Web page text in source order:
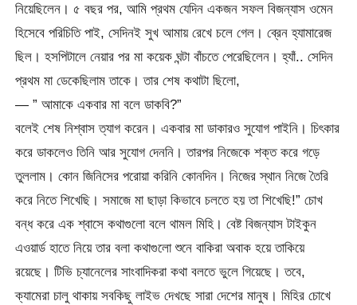
নিয়েছিলেন। ৫ বছর পর, আমি প্রথম যেদিন একজন সফল বিজন্যাস ওমেন
হিসেবে পরিচিতি পাই, সেদিনই সুখ আমায় রেখে চলে গেল। ব্রেন হ্যামারেজ
ছিল। হসপিটালে নেয়ার পর মা কয়েক ঘন্টা বাঁচতে পেরেছিলেন। হ্যাঁ.. সেদিন
প্রথম মা ডেকেছিলাম তাকে। তার শেষ কথাটা ছিলো,
— ” আমাকে একবার মা বলে ডাকবি?”
বলেই শেষ নিশ্বাস ত্যাগ করেন। একবার মা ডাকারও সুযোগ পাইনি। চিৎকার
করে ডাকলেও তিনি আর সুযোগ দেননি। তারপর নিজেকে শক্ত করে গড়ে
তুললাম। কোন জিনিসের পরোয়া করিনি কোনদিন। নিজের স্থান নিজে তৈরি
করে নিতে শিখেছি। সমাজে মা ছাড়া কিভাবে চলতে হয় তা শিখেছি!” চোখ
বন্ধ করে এক শ্বাসে কথাগুলো বলে থামল মিহি। বেষ্ট বিজন্যাস টাইকুন
এওয়ার্ড হাতে নিয়ে তার বলা কথাগুলো শুনে বাকিরা অবাক হয়ে তাকিয়ে
রয়েছে। টিভি চ্যানেলের সাংবাদিকরা কথা বলতে ভুলে গিয়েছে। তবে,
ক্যামেরা চালু থাকায় সবকিছু লাইভ দেখছে সারা দেশের মানুষ। মিহির চোখে